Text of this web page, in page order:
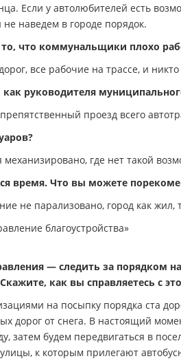
Если у автолюбителей есть
наведем в городе порядок.
что коммунальщики плохо
все рабочие на трассе, и
руководителя
проезд всего
где нет такой
время. Что вы можете
не парализовано, город как жил,
благоустройства»
— следить за порядком на
как вы справляетесь с
на посыпку порядка ста
дорог от снега. В настоящий
затем будем передвигаться в
к которым прилегают